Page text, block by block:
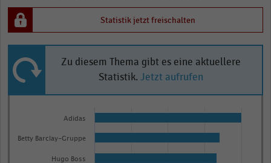
Statistik jetzt freischalten
Zu diesem Thema gibt es eine aktuellere
Statistik. Jetzt aufrufen
Adidas
Betty Barclay-Gruppe
Hugo Boss